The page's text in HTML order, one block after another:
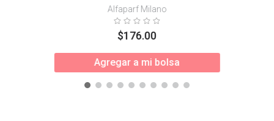
Alfaparf Milano
$176.00
Agregar a mi bolsa